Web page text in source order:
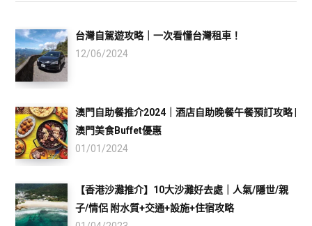
台灣自駕遊攻略｜一次看懂台灣租車！
12/06/2024
澳門自助餐推介2024｜酒店自助晚餐午餐預訂攻略 |
澳門美食Buffet優惠
01/01/2024
【香港沙灘推介】10大沙灘好去處｜人氣/隱世/親
子/情侶 附水質+交通+設施+住宿攻略